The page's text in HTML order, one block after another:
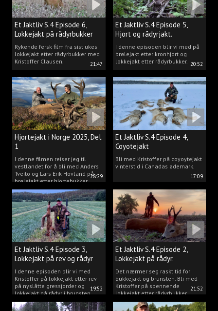
21:47
Et Jaktliv S.4 Episode 6,
Lokkejakt på rådyrbukker
2025 Del.1
Rykende fersk film fra sist ukes
lokkejakt etter rådyrbukker med
Kristoffer Clausen.
20:52
Et Jaktliv S.4 Episode 5,
Hjort og rådyrjakt.
I denne episoden blir vi med på
brølejakt etter kronhjort og
lokkejakt etter rådyrbukker.
28:29
Hjortejakt i Norge 2025, Del.
1
I denne filmen reiser jeg til
vestlandet for å bli med Anders
Tveito og Lars Erik Hovland på
brølejakt etter hjortebukker.
17:09
Et Jaktliv S.4 Episode 4,
Coyotejakt
Bli med Kristoffer på coyoytejakt
vinterstid i Canadas ødemark.
19:52
Et Jaktliv S.4 Episode 3,
Lokkejakt på rev og rådyr
2025.
I denne episoden blir vi med
Kristoffer på lokkejakt etter rev
på nyslåtte gressjorder og
lokkejakt på rådyr i brunsten.
21:52
Et Jaktliv S.4 Episode 2,
Lokkejakt på rådyr.
Det nærmer seg raskt tid for
bukkejakt og brunsten. Bli med
Kristoffer på spennende
lokkejakt etter rådyrbukker.